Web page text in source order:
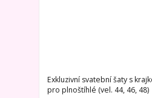
Exkluzivní svatební šaty s
pro plnoštíhlé (vel. 44, 46, 48)